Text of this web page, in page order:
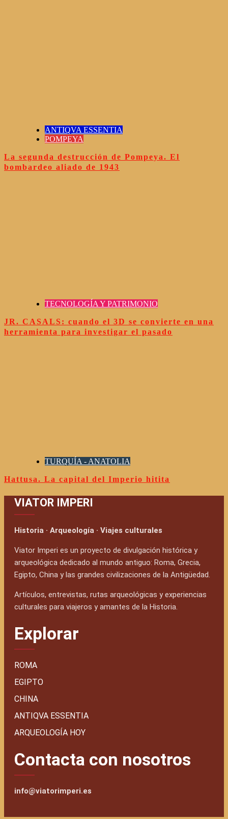
ANTIQVA ESSENTIA
POMPEYA
La segunda destrucción de Pompeya. El
bombardeo aliado de 1943
TECNOLOGÍA Y PATRIMONIO
JR. CASALS: cuando el 3D se convierte en una
herramienta para investigar el pasado
TURQUÍA - ANATOLIA
Hattusa. La capital del Imperio hitita
VIATOR IMPERI
Historia · Arqueología · Viajes culturales
Viator Imperi es un proyecto de divulgación histórica y
arqueológica dedicado al mundo antiguo: Roma, Grecia,
Egipto, China y las grandes civilizaciones de la Antigüedad.
Artículos, entrevistas, rutas arqueológicas y experiencias
culturales para viajeros y amantes de la Historia.
Explorar
ROMA
EGIPTO
CHINA
ANTIQVA ESSENTIA
ARQUEOLOGÍA HOY
Contacta con nosotros
info@viatorimperi.es